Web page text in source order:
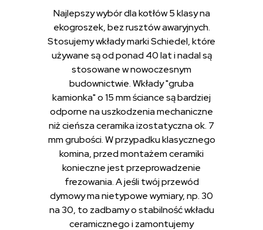
Najlepszy wybór dla kotłów 5 klasy na
ekogroszek, bez rusztów awaryjnych.
Stosujemy wkłady marki Schiedel, które
używane są od ponad 40 lat i nadal są
stosowane w nowoczesnym
budownictwie. Wkłady "gruba
kamionka" o 15 mm ściance są bardziej
odporne na uszkodzenia mechaniczne
niż cieńsza ceramika izostatyczna ok. 7
mm grubości. W przypadku klasycznego
komina, przed montażem ceramiki
konieczne jest przeprowadzenie
frezowania. A jeśli twój przewód
dymowy ma nietypowe wymiary, np. 30
na 30, to zadbamy o stabilność wkładu
ceramicznego i zamontujemy